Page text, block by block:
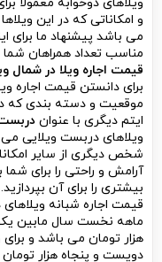
و امکاناتی که در این
می باشد پیشنهاد ما برای
مناسب تعداد همراهان
قیمت اجاره ویلا در شمال
برای دانستن قیمت اجاره
موقعیت و دسته بندی که
ایتم دیگری با عنوان
ویلاهای دربست ویلایی می
شخص دیگری از سایر
آرامش و راحتی را برای شما
بیشتری را برای آن بپردازید.
قیمت اجاره شبانه
ماهه نخست سال مابین
هزار تومان می باشد و
دویست و پنجاه هزار